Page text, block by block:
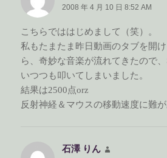
り:
2008 年 4 月 10 日 8:52 AM
こちらでははじめまして（笑）。
私もたまたま昨日動画のタブを開
ら、奇妙な音楽が流れてきたので
いつつも叩いてしまいました。
結果は2500点orz
反射神経＆マウスの移動速度に難が
石澤 りん